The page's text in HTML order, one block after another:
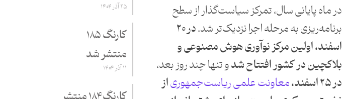
در ماه پایانی سال، تمرکز سیاست‌گذار از سطح
برنامه‌ریزی به مرحله اجرا نزدیک‌تر شد.
در ۲۰
اسفند، اولین مرکز نوآوری هوش مصنوعی و
بلاکچین در کشور افتتاح شدو تنها چند روز بعد،
در ۲۵ اسفند،
معاونت علمی ریاست‌جمهوریاز
۲۵ آذر ۱۴۰۴
کارنگ ۱۸۵
منتشر شد
۱۱ آذر ۱۴۰۴